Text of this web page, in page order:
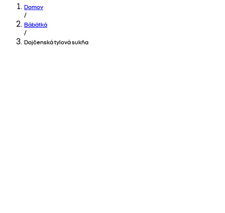
Domov
/
Bábätká
/
Dojčenská tylová sukňa